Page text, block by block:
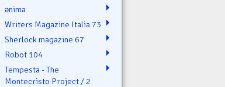
ənima
Writers Magazine Italia 73
Sherlock magazine 67
Robot 104
Tempesta - The
Montecristo Project / 2